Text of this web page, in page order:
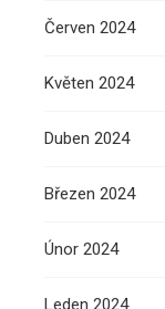
Červen 2024
Květen 2024
Duben 2024
Březen 2024
Únor 2024
Leden 2024